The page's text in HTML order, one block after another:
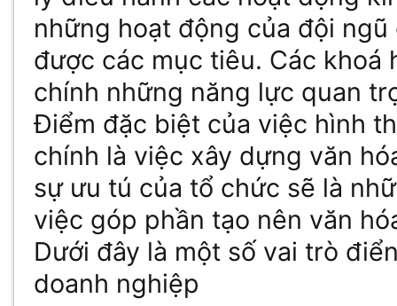
những hoạt động của đội
được các mục tiêu. Các khoá
chính những năng lực quan
Điểm đặc biệt của việc hình
chính là việc xây dựng văn
sự ưu tú của tổ chức sẽ là
việc góp phần tạo nên văn
Dưới đây là một số vai trò
doanh nghiệp